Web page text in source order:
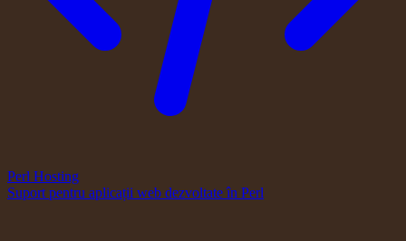
Perl Hosting
Suport pentru aplicații web dezvoltate în Perl